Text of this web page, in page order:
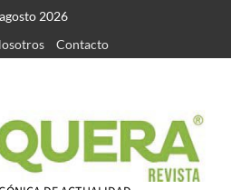
2026
Contacto